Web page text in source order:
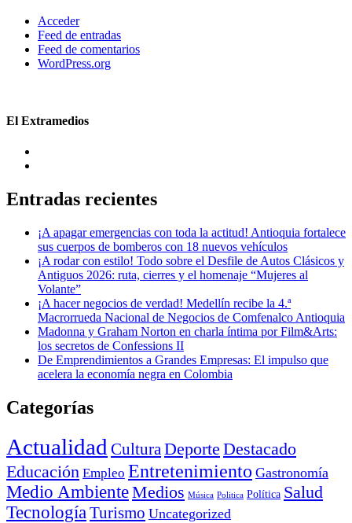
Acceder
Feed de entradas
Feed de comentarios
WordPress.org
El Extramedios
Entradas recientes
¡A apagar emergencias con toda la actitud! Antioquia fortalece
sus cuerpos de bomberos con 18 nuevos vehículos
¡A rodar con estilo! Todo sobre el Desfile de Autos Clásicos y
Antiguos 2026: ruta, cierres y el homenaje “Mujeres al
Volante”
¡A hacer negocios de verdad! Medellín recibe la 4.ª
Macrorrueda Nacional de Negocios de Comfenalco Antioquia
Madonna y Graham Norton en charla íntima por Film&Arts:
los secretos de Confessions II
De Emprendimientos a Grandes Empresas: El impulso que
acelera la economía negra en Colombia
Categorías
Actualidad CulturaDeporte Destacado
Educación Empleo Entretenimiento Gastronomía
Medio AmbienteMedios Música Politica Política Salud
Tecnología Turismo Uncategorized